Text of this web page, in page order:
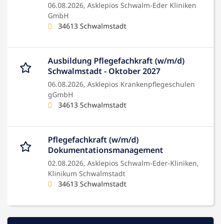
06.08.2026, Asklepios Schwalm-Eder Kliniken
GmbH
34613 Schwalmstadt
Ausbildung Pflegefachkraft (w/m/d)
Schwalmstadt - Oktober 2027
06.08.2026, Asklepios Krankenpflegeschulen
gGmbH
34613 Schwalmstadt
Pflegefachkraft (w/m/d)
Dokumentationsmanagement
02.08.2026, Asklepios Schwalm-Eder-Kliniken,
Klinikum Schwalmstadt
34613 Schwalmstadt